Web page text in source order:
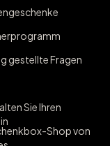
gestellte Fragen
Sie Ihren
Shop von